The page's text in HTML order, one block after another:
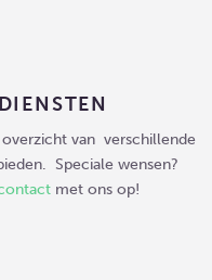
van verschillende
Speciale wensen?
met ons op!